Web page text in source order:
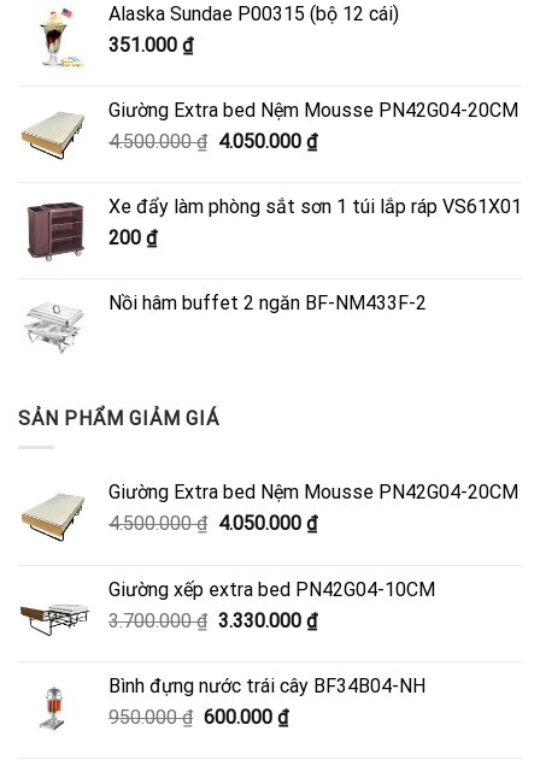
Alaska Sundae P00315 (bộ 12 cái)
351.000 ₫
Giường Extra bed Nệm Mousse PN42G04-20CM
4.500.000₫ Giá
4.500.000 ₫.
4.050.000 ₫Giá
là:
Xe đẩy làm phòng sắt sơn 1 túi lắp ráp VS61X01
200 ₫
Nồi hâm buffet 2 ngăn BF-NM433F-2
SẢN PHẨM GIẢM GIÁ
Giường Extra bed Nệm Mousse PN42G04-20CM
4.500.000₫ Giá
4.500.000 ₫.
4.050.000 ₫Giá
là:
4.050.000 ₫.
Giường xếp extra bed PN42G04-10CM
3.700.000₫ Giá
3.700.000 ₫.
3.330.000 ₫Giá
là:
Bình đựng nước trái cây BF34B04-NH
950.000₫ Giá
600.000 ₫Giá